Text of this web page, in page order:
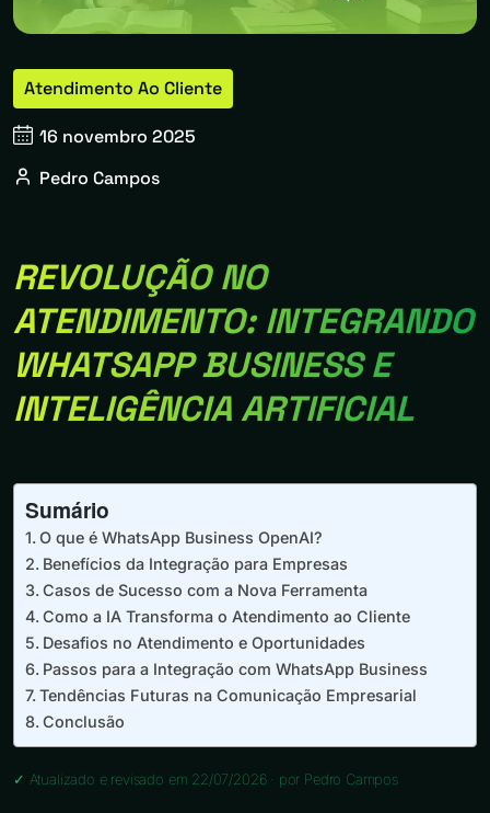
Atendimento Ao Cliente
16 novembro 2025
Pedro Campos
REVOLUÇÃO NO
ATENDIMENTO: INTEGRANDO
WHATSAPP BUSINESS E
INTELIGÊNCIA ARTIFICIAL
Sumário
O que é WhatsApp Business OpenAI?
Benefícios da Integração para Empresas
Casos de Sucesso com a Nova Ferramenta
Como a IA Transforma o Atendimento ao Cliente
Desafios no Atendimento e Oportunidades
Passos para a Integração com WhatsApp Business
Tendências Futuras na Comunicação Empresarial
Conclusão
✓ Atualizado e revisado em 22/07/2026 · por Pedro Campos